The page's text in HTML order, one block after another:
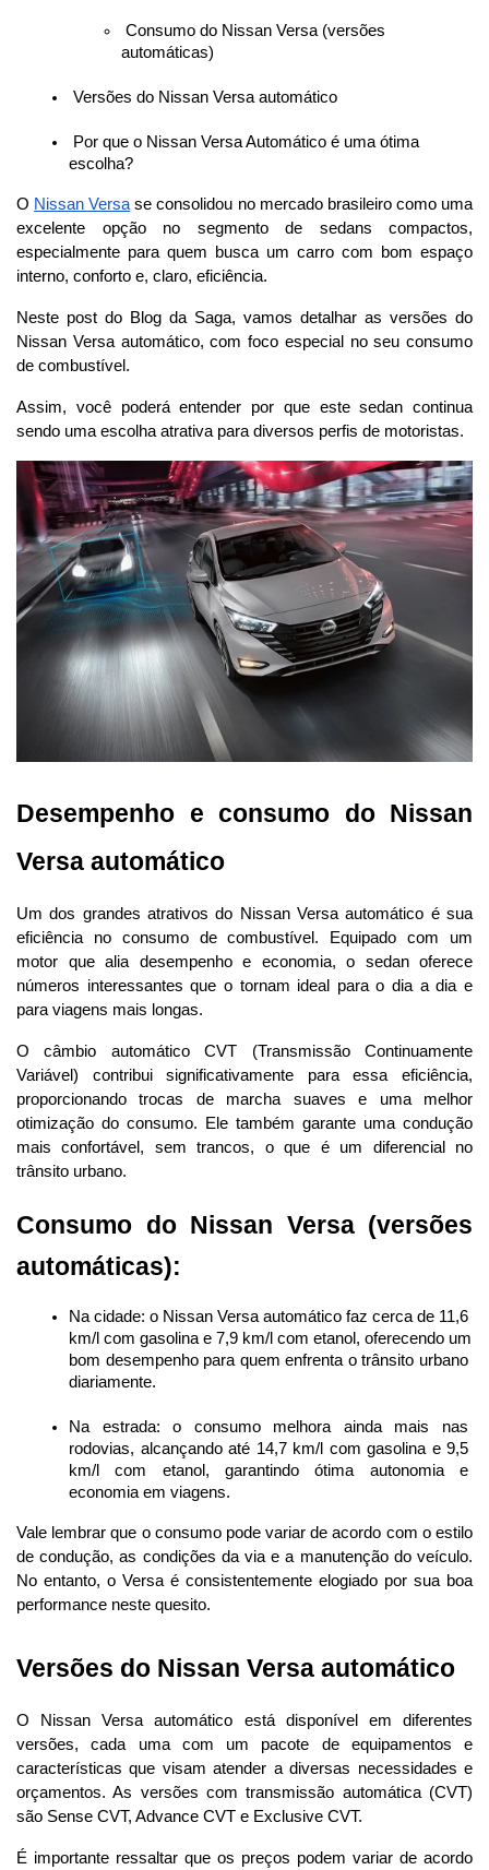
Consumo do Nissan Versa (versões
automáticas)
Versões do Nissan Versa automático
Por que o Nissan Versa Automático é uma ótima
escolha?
O Nissan Versa se consolidou no mercado brasileiro como uma
excelente opção no segmento de sedans compactos,
especialmente para quem busca um carro com bom espaço
interno, conforto e, claro, eficiência.
Neste post do Blog da Saga, vamos detalhar as versões do
Nissan Versa automático, com foco especial no seu consumo
de combustível.
Assim, você poderá entender por que este sedan continua
sendo uma escolha atrativa para diversos perfis de motoristas.
Desempenho e consumo do Nissan
Versa automático
Um dos grandes atrativos do Nissan Versa automático é sua
eficiência no consumo de combustível. Equipado com um
motor que alia desempenho e economia, o sedan oferece
números interessantes que o tornam ideal para o dia a dia e
para viagens mais longas.
O câmbio automático CVT (Transmissão Continuamente
Variável) contribui significativamente para essa eficiência,
proporcionando trocas de marcha suaves e uma melhor
otimização do consumo. Ele também garante uma condução
mais confortável, sem trancos, o que é um diferencial no
trânsito urbano.
Consumo do Nissan Versa (versões
automáticas):
Na cidade: o Nissan Versa automático faz cerca de 11,6
km/l com gasolina e 7,9 km/l com etanol, oferecendo um
bom desempenho para quem enfrenta o trânsito urbano
diariamente.
Na estrada: o consumo melhora ainda mais nas
rodovias, alcançando até 14,7 km/l com gasolina e 9,5
km/l com etanol, garantindo ótima autonomia e
economia em viagens.
Vale lembrar que o consumo pode variar de acordo com o estilo
de condução, as condições da via e a manutenção do veículo.
No entanto, o Versa é consistentemente elogiado por sua boa
performance neste quesito.
Versões do Nissan Versa automático
O Nissan Versa automático está disponível em diferentes
versões, cada uma com um pacote de equipamentos e
características que visam atender a diversas necessidades e
orçamentos. As versões com transmissão automática (CVT)
são Sense CVT, Advance CVT e Exclusive CVT.
É importante ressaltar que os preços podem variar de acordo